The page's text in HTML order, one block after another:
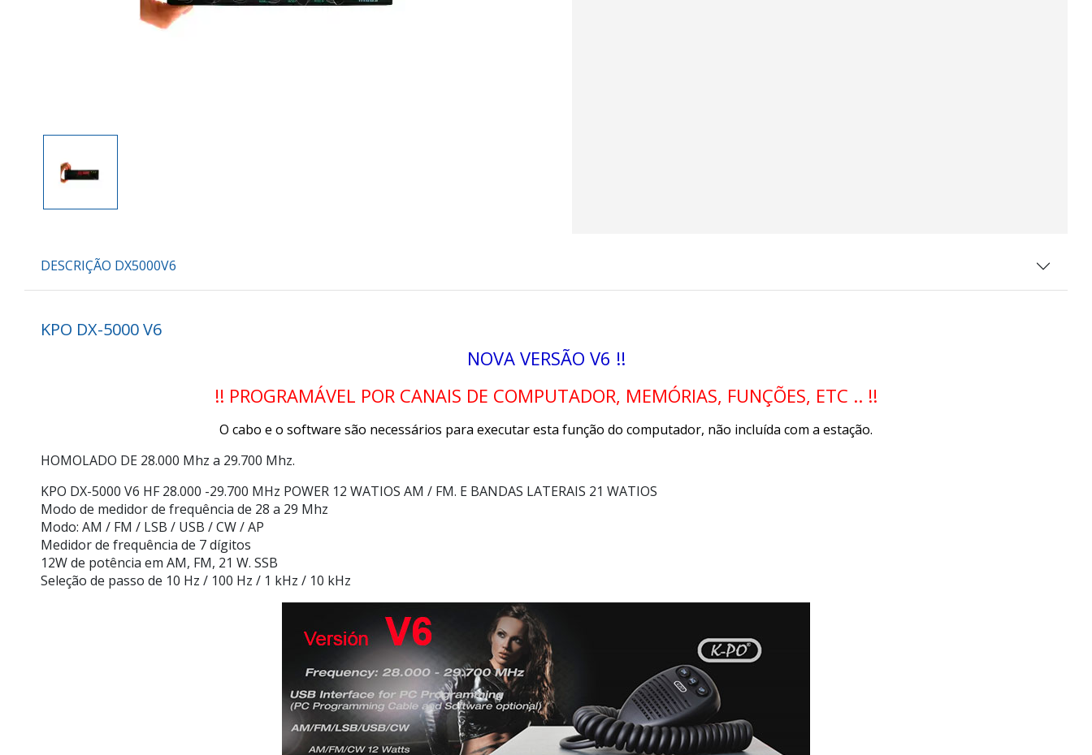
DESCRIÇÃO DX5000V6
KPO DX-5000 V6
NOVA VERSÃO V6 !!
!! PROGRAMÁVEL POR CANAIS DE COMPUTADOR, MEMÓRIAS, FUNÇÕES, ETC .. !!
O cabo e o software são necessários para executar esta função do computador, não incluída com a estação.
HOMOLADO DE 28.000 Mhz a 29.700 Mhz.
KPO DX-5000 V6 HF 28.000 -29.700 MHz POWER 12 WATIOS AM / FM. E BANDAS LATERAIS 21 WATIOS
Modo de medidor de frequência de 28 a 29 Mhz
Modo: AM / FM / LSB / USB / CW / AP
Medidor de frequência de 7 dígitos
12W de potência em AM, FM, 21 W. SSB
Seleção de passo de 10 Hz / 100 Hz / 1 kHz / 10 kHz